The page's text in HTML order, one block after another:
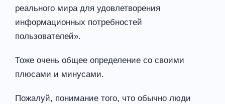
реального мира для удовлетворения
информационных потребностей
пользователей».
Тоже очень общее определение со своими
плюсами и минусами.
Пожалуй, понимание того, что обычно люди